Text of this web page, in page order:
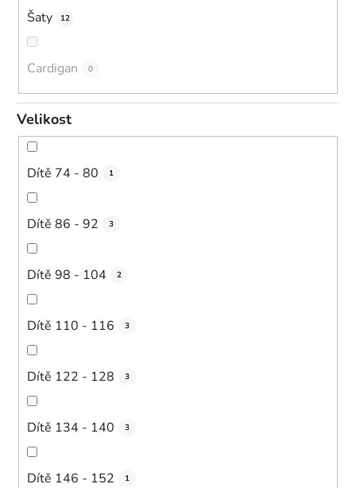
Šaty 12
Cardigan 0
Velikost
Dítě 74 - 80 1
Dítě 86 - 92 3
Dítě 98 - 104 2
Dítě 110 - 116 3
Dítě 122 - 128 3
Dítě 134 - 140 3
Dítě 146 - 152 1